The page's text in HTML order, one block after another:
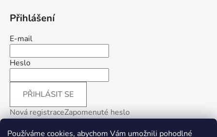
Používáme cookies, abychom Vám umožnili pohodlné
Přihlášení
E-mail
Heslo
PŘIHLÁSIT SE
Nová registraceZapomenuté heslo